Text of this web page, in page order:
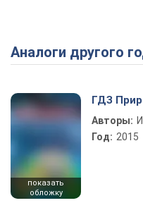
Аналоги другого
показать
обложку
ГДЗ
Авторы:
Год: 2015